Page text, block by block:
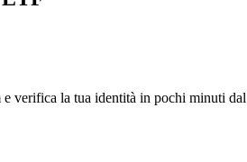
verifica la tua identità in pochi minuti dal